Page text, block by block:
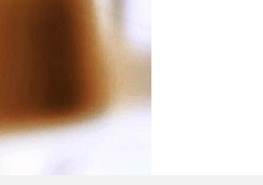
消声器料架
气瓶料架